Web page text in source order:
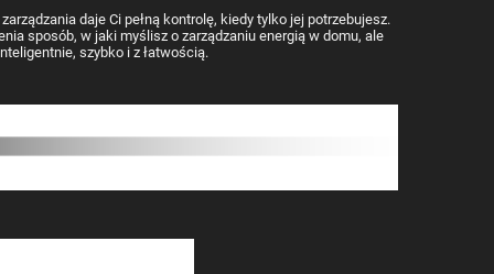
daje Ci pełną kontrolę, kiedy tylko jej potrzebujesz.
sposób, w jaki myślisz o zarządzaniu energią w domu, ale
szybko i z łatwością.